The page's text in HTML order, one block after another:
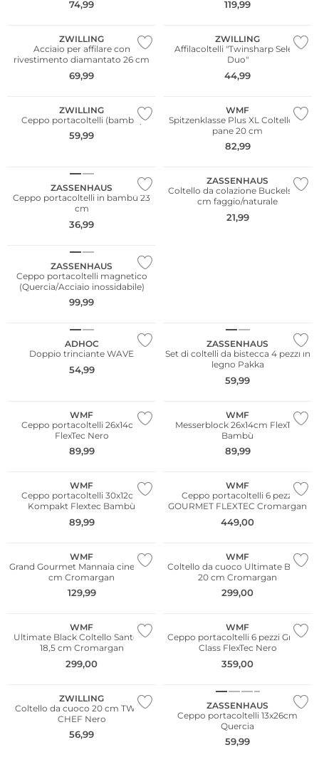
74,99 119,99
ZWILLING
Acciaio per affilare con
rivestimento diamantato 26 cm
69,99
ZWILLING
Affilacoltelli "Twinsharp Select
Duo"
44,99
ZWILLING
Ceppo portacoltelli (bambù)
59,99
WMF
Spitzenklasse Plus XL Coltello da
pane 20 cm
82,99
ZASSENHAUS
Ceppo portacoltelli in bambù 23
cm
36,99
ZASSENHAUS
Coltello da colazione Buckels 11,5
cm faggio/naturale
21,99
ZASSENHAUS
Ceppo portacoltelli magnetico
(Quercia/Acciaio inossidabile)
99,99
ADHOC
Doppio trinciante WAVE
54,99
ZASSENHAUS
Set di coltelli da bistecca 4 pezzi in
legno Pakka
59,99
WMF
Ceppo portacoltelli 26x14cm
FlexTec Nero
89,99
WMF
Messerblock 26x14cm FlexTec
Bambù
89,99
WMF
Ceppo portacoltelli 30x12cm
Kompakt Flextec Bambù
89,99
WMF
Ceppo portacoltelli 6 pezzi
GOURMET FLEXTEC Cromargan
449,00
WMF
Grand Gourmet Mannaia cinese 15
cm Cromargan
129,99
WMF
Coltello da cuoco Ultimate Black
20 cm Cromargan
299,00
WMF
Ultimate Black Coltello Santoku
18,5 cm Cromargan
299,00
WMF
Ceppo portacoltelli 6 pezzi Grand
Class FlexTec Nero
359,00
ZWILLING
Coltello da cuoco 20 cm TWIN-
CHEF Nero
56,99
ZASSENHAUS
Ceppo portacoltelli 13x26cm
Quercia
59,99